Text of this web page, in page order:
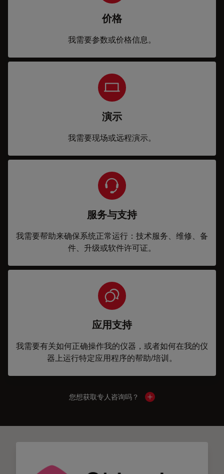
价格
我需要参数或价格信息。
演示
我需要现场或远程演示。
服务与支持
我需要帮助来确保系统正常运行：技术服务、维修、备
件、升级或软件许可证。
应用支持
我需要有关如何正确操作我的仪器，或者如何在我的仪
器上运行特定应用程序的帮助/培训。
您想获取专人咨询吗？ Show local contacts